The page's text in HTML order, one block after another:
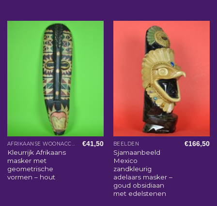
AFRIKAANSE WOONACCESSOIRES
Kleurrijk Afrikaans
masker met
geometrische
vormen – hout
€41,50 BEELDEN
Sjamaanbeeld
Mexico
zandkleurig
adelaars masker –
goud obsidiaan
met edelstenen
€166,50